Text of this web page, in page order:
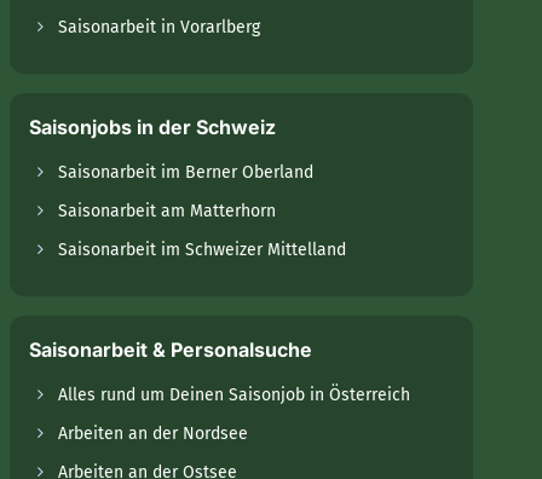
Saisonarbeit in Vorarlberg
Saisonjobs in der Schweiz
Saisonarbeit im Berner Oberland
Saisonarbeit am Matterhorn
Saisonarbeit im Schweizer Mittelland
Saisonarbeit & Personalsuche
Alles rund um Deinen Saisonjob in Österreich
Arbeiten an der Nordsee
Arbeiten an der Ostsee